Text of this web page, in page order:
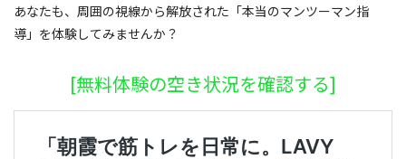
あなたも、周囲の視線から解放された「本当のマンツーマン指
導」を体験してみませんか？
[無料体験の空き状況を確認する]